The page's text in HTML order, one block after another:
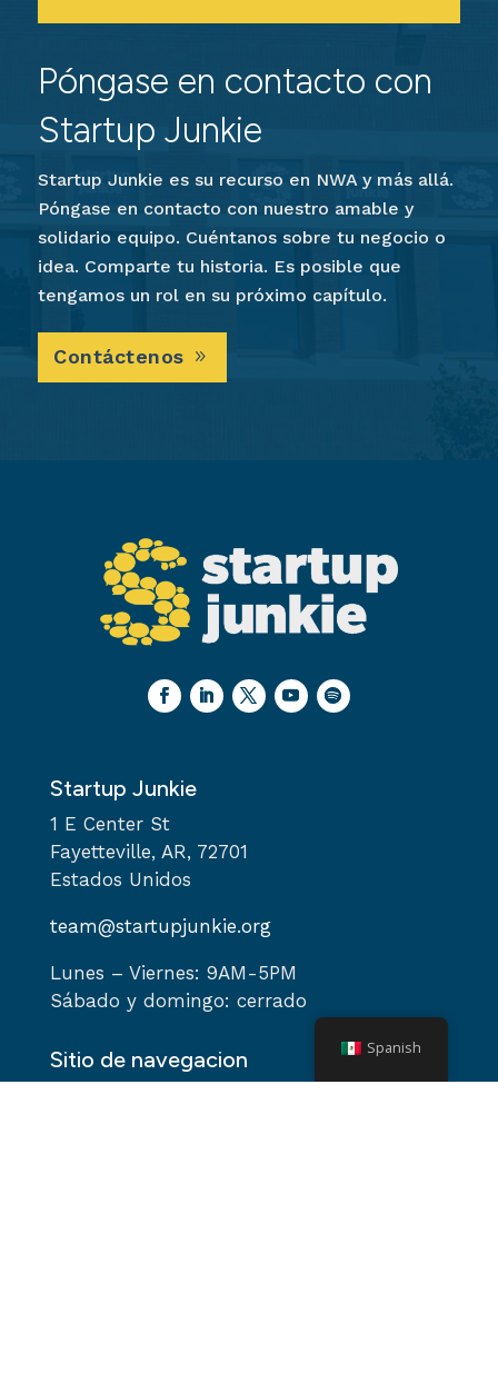
Póngase en contacto con
Startup Junkie
Startup Junkie es su recurso en NWA y más allá.
Póngase en contacto con nuestro amable y
solidario equipo. Cuéntanos sobre tu negocio o
idea. Comparte tu historia. Es posible que
tengamos un rol en su próximo capítulo.
Contáctenos
Startup Junkie
1 E Center St
Fayetteville, AR, 72701
Estados Unidos
team@startupjunkie.org
Lunes – Viernes: 9AM-5PM
Sábado y domingo: cerrado
Sitio de navegacion Spanish